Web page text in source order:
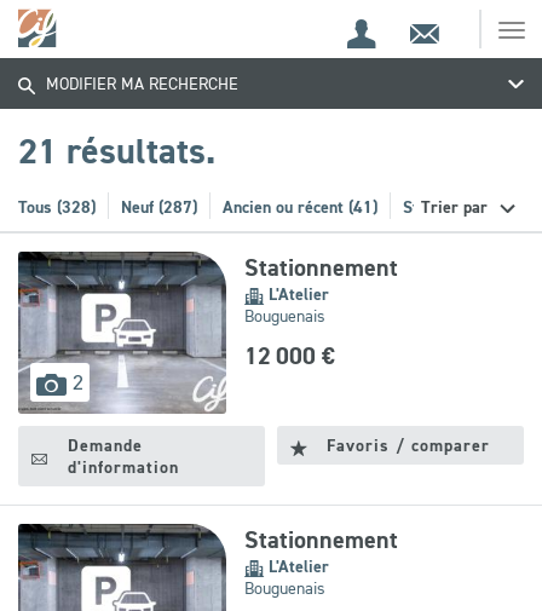
Espace
de
Espace
client
Contact
Trouvez
votre
bien
MODIFIER MA RECHERCHE
21 résultats.
Trier par
Tous (328) Neuf (287) Ancien ou récent (41) Stationnement (21)
2 images
disponibles
Stationnement
L'Atelier
Bouguenais
12 000 €
Demande
d'information
Favoris / comparer
Stationnement
L'Atelier
Bouguenais